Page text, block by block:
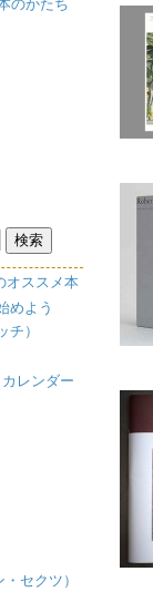
のかたち
オススメ本
めよう
チ）
レンダー
セクツ）